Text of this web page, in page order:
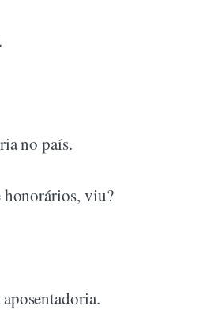
no país.
honorários, viu?